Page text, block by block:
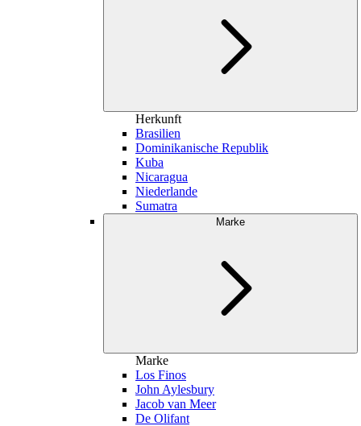
Herkunft
Brasilien
Dominikanische Republik
Kuba
Nicaragua
Niederlande
Sumatra
Marke
Marke
Los Finos
John Aylesbury
Jacob van Meer
De Olifant